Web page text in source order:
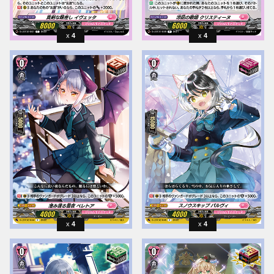
4 4
4 4